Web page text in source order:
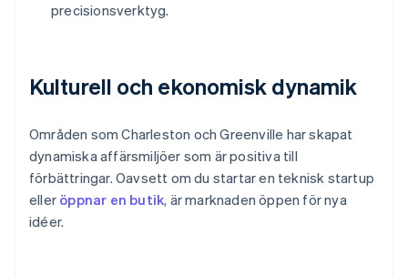
precisionsverktyg.
Kulturell och ekonomisk dynamik
Områden som Charleston och Greenville har skapat
dynamiska affärsmiljöer som är positiva till
förbättringar. Oavsett om du startar en teknisk startup
eller öppnar en butik, är marknaden öppen för nya
idéer.